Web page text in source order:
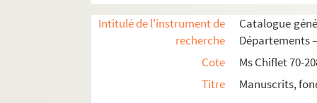
Intitulé de l'instrument de
recherche
Catalogue
Départements
Cote
Ms Chiflet 70-
Titre
Manuscrits,
Ms Chiflet 179. « Diaire des choses arrivées à
Ms Chiflet 180. « Laurentii Chifletii, in
Ms Chiflet 181. « Informatio perfecti
Ms Chiflet 183. « Lecture spirituelle », par